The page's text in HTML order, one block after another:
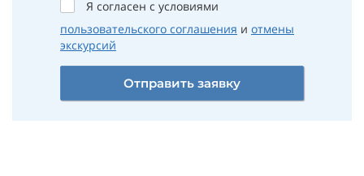
Я согласен с условиями
пользовательского соглашения и отмены
экскурсий
Отправить заявку